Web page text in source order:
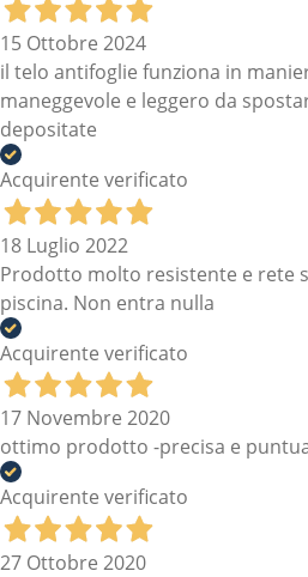
15 Ottobre 2024
il telo antifoglie funziona in
maneggevole e leggero da
depositate
Acquirente verificato
18 Luglio 2022
Prodotto molto resistente e rete
piscina. Non entra nulla
Acquirente verificato
17 Novembre 2020
ottimo prodotto -precisa e
Acquirente verificato
27 Ottobre 2020